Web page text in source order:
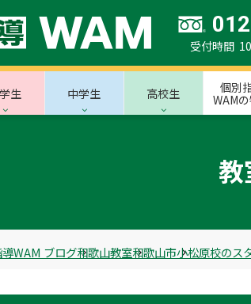
受付時間
生 中学生 高校生
個別
WAM
教
WAM ブログ和歌山教室和歌山市小松原校のス